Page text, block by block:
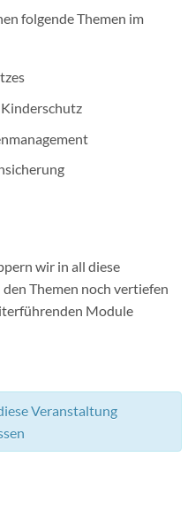
folgende Themen im
wir in all diese
Themen noch vertiefen
Module
Veranstaltung